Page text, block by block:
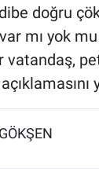
doğru
mı yok
vatandaş,